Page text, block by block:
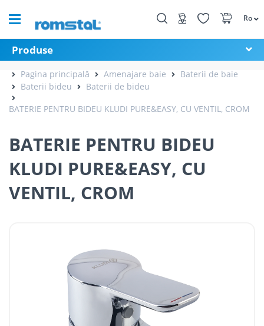
Ro
Produse
Pagina principală Amenajare baie
Baterii de baie
Baterii bideu
Baterii de bideu
BATERIE PENTRU BIDEU KLUDI PURE&EASY, CU VENTIL, CROM
BATERIE PENTRU BIDEU
KLUDI PURE&EASY, CU
VENTIL, CROM